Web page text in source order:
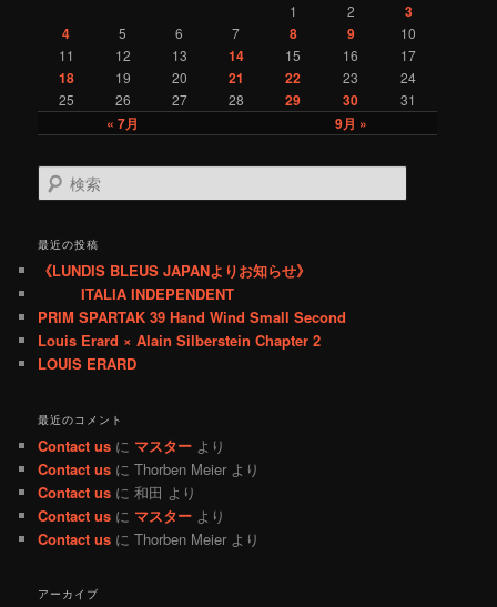
« 7月 9月 »
1 2
3
4
5 6 7 8 9
10
11
12 13 14 15 16 17
18 19 20 21 22 23
24
25
26 27 28 29 30 31
検
索
最近の投稿
《LUNDIS BLEUS JAPANよりお知らせ》
ITALIA INDEPENDENT
PRIM SPARTAK 39 Hand Wind Small Second
Louis Erard × Alain Silberstein Chapter 2
LOUIS ERARD
最近のコメント
Contact us に マスター より
Contact us にThorben Meier より
Contact us に和田 より
Contact us に マスター より
Contact us にThorben Meier より
アーカイブ